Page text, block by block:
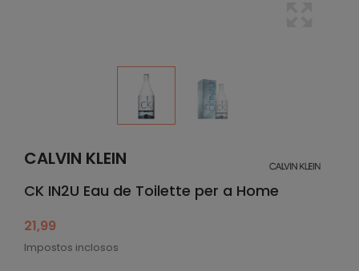
CALVIN KLEIN
CK IN2U Eau de Toilette per a Home
21,99
Impostos inclosos